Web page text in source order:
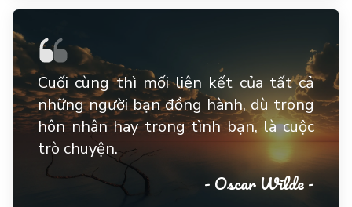
Cuối cùng thì mối liên kết của tất cả
những người bạn đồng hành, dù trong
hôn nhân hay trong tình bạn, là cuộc
trò chuyện.
- Oscar Wilde -